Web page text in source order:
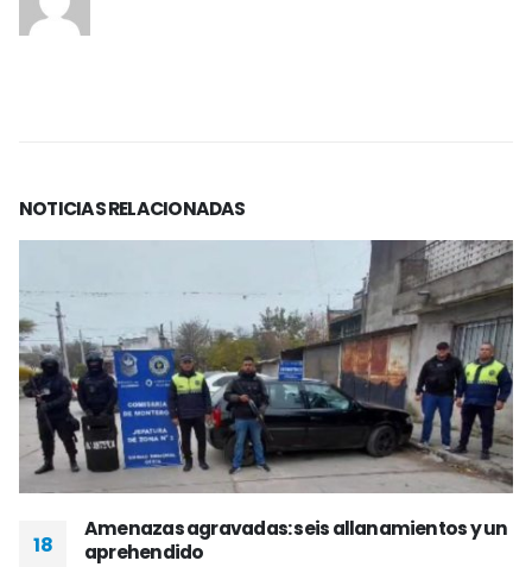
NOTICIASRELACIONADAS
18
Amenazas agravadas: seis allanamientos y un
aprehendido